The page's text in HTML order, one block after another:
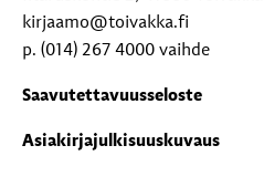
kirjaamo@toivakka.fi
p. (014) 267 4000 vaihde
Saavutettavuusseloste
Asiakirjajulkisuuskuvaus